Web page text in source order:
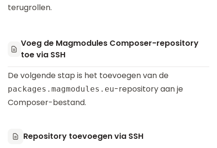
terugrollen.
Voeg de Magmodules Composer-repository
toe via SSH
De volgende stap is het toevoegen van de
packages.magmodules.eu-repository aan je
Composer-bestand.
Repository toevoegen via SSH